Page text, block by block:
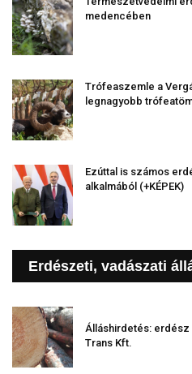
medencében
Trófeaszemle a
legnagyobb
Ezúttal is számos
alkalmából (+KÉPEK)
Erdészeti, vadászati
Álláshirdetés: erdész
Trans Kft.